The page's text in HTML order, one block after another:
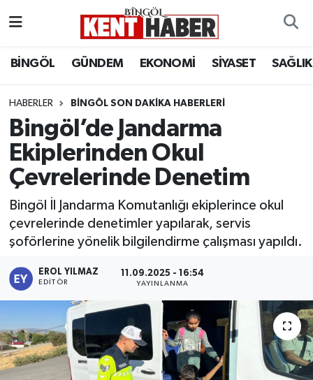
BİNGÖL GÜNDEM EKONOMİ SİYASET SAĞLIK
HABERLER BINGÖL SON DAKIKA HABERLERI
Bingöl’de Jandarma
Ekiplerinden Okul
Çevrelerinde Denetim
Bingöl İl Jandarma Komutanlığı ekiplerince okul
çevrelerinde denetimler yapılarak, servis
şoförlerine yönelik bilgilendirme çalışması yapıldı.
EROL YILMAZ
EDITÖR
11.09.2025 - 16:54
YAYINLANMA
BİLİM-TEKNOLOJİ
DÜNYA
EĞİTİM
EKONOMİ
GENÇ
GÜNDEM
KARLIOVA
KİĞI
MERKEZ
Bingöl Hava Durumu
Bingöl Namaz Vakitleri
Bingöl Trafik Yoğunluk Haritası
Süper Lig Puan Durumu ve Fikstür
Tüm Manşetler
Son Dakika Haberleri
Haber Arşivi